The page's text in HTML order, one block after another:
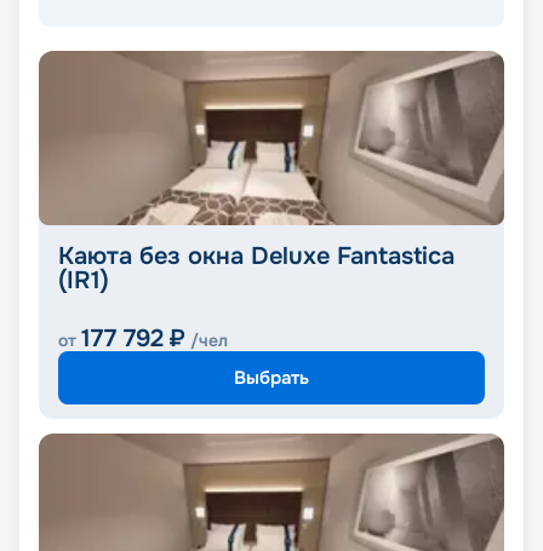
Каюта без окна Deluxe Fantastica
(IR1)
от 177 792 ₽ /чел
Выбрать